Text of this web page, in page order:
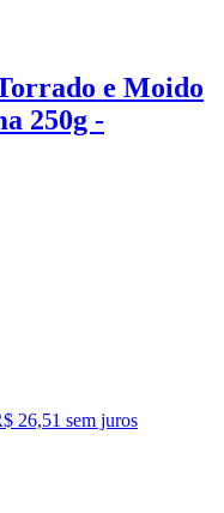
e Moido
250g -
26,51 sem juros